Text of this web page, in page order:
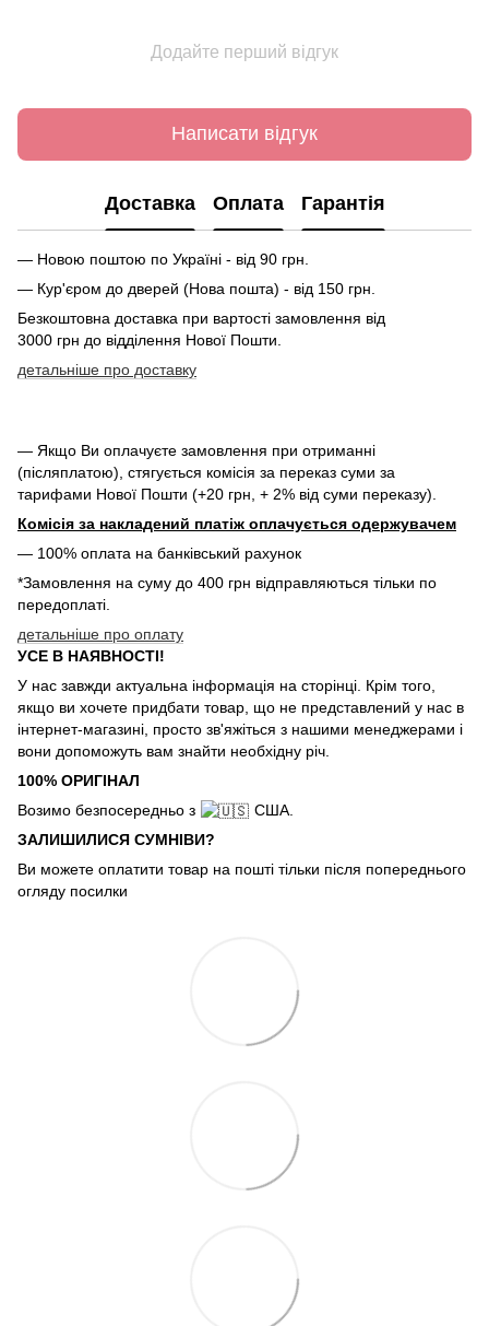
Додайте перший відгук
Написати відгук
Доставка Оплата Гарантія
— Новою поштою по Україні - від 90 грн.
— Кур'єром до дверей (Нова пошта) - від 150 грн.
Безкоштовна доставка при вартості замовлення від
3000 грн до відділення Нової Пошти.
детальніше про доставку
— Якщо Ви оплачуєте замовлення при отриманні
(післяплатою), стягується комісія за переказ суми за
тарифами Нової Пошти (+20 грн, + 2% від суми переказу).
Комісія за накладений платіж оплачується одержувачем
— 100% оплата на банківський рахунок
*Замовлення на суму до 400 грн відправляються тільки по
передоплаті.
детальніше про оплату
УСЕ В НАЯВНОСТІ!
У нас завжди актуальна інформація на сторінці. Крім того,
якщо ви хочете придбати товар, що не представлений у нас в
інтернет-магазині, просто зв'яжіться з нашими менеджерами і
вони допоможуть вам знайти необхідну річ.
100% ОРИГІНАЛ
Возимо безпосередньо з
США.
ЗАЛИШИЛИСЯ СУМНІВИ?
Ви можете оплатити товар на пошті тільки після попереднього
огляду посилки